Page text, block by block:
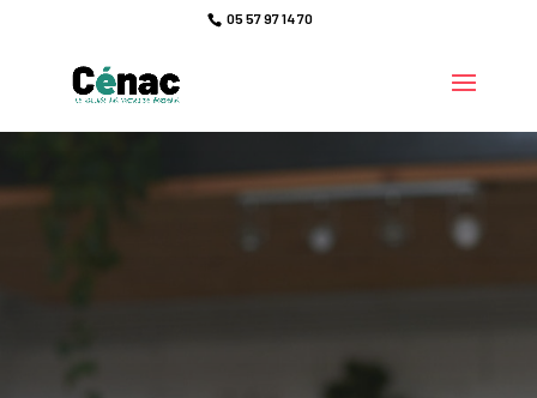
05 57 97 14 70